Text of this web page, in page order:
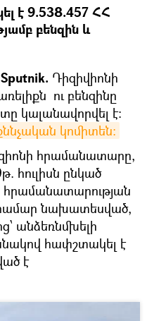
է 9.538.457 ՀՀ
բենզին և
Դիզիվիոնի
ու բենզինը
կալանավորվել է։
կոմիտեն։
հրամանատարը,
հուլիսն ընկած
համար նախատեսված,
անձեռնմխելի
հափշտակել է
է